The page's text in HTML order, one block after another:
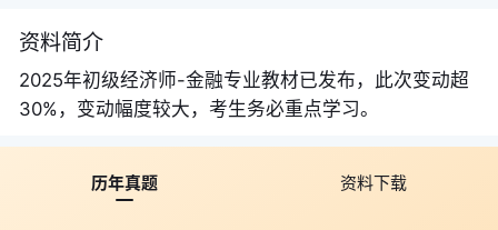
资料简介
2025年初级经济师-金融专业教材已发布，此次变动超
30%，变动幅度较大，考生务必重点学习。
历年真题 资料下载